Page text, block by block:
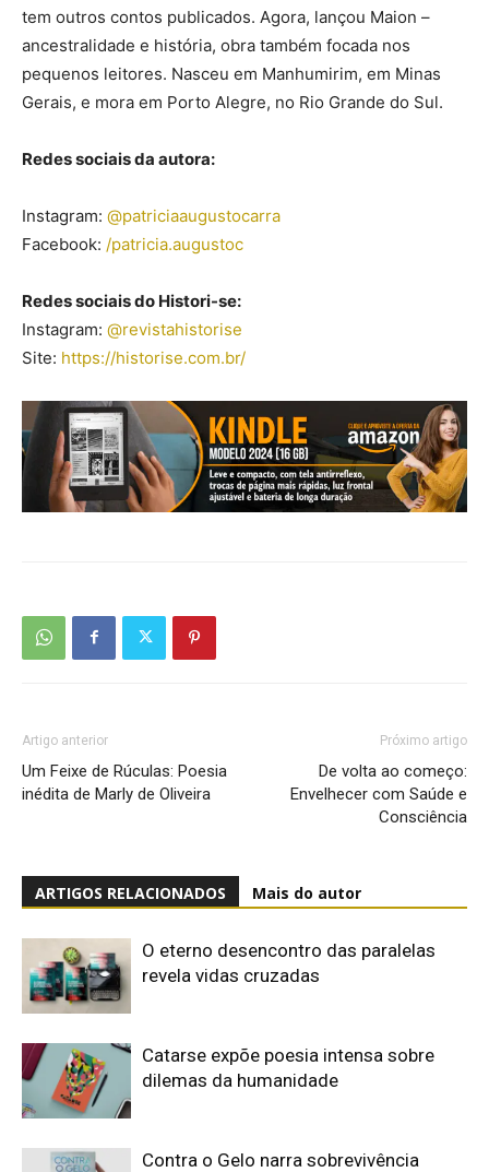
tem outros contos publicados. Agora, lançou Maion –
ancestralidade e história, obra também focada nos
pequenos leitores. Nasceu em Manhumirim, em Minas
Gerais, e mora em Porto Alegre, no Rio Grande do Sul.
Redes sociais da autora:
Instagram: @patriciaaugustocarra
Facebook: /patricia.augustoc
Redes sociais do Histori-se:
Instagram: @revistahistorise
Site: https://historise.com.br/
Artigo anterior
Um Feixe de Rúculas: Poesia
inédita de Marly de Oliveira
Próximo artigo
De volta ao começo:
Envelhecer com Saúde e
Consciência
ARTIGOS RELACIONADOS Mais do autor
O eterno desencontro das paralelas
revela vidas cruzadas
Catarse expõe poesia intensa sobre
dilemas da humanidade
Contra o Gelo narra sobrevivência